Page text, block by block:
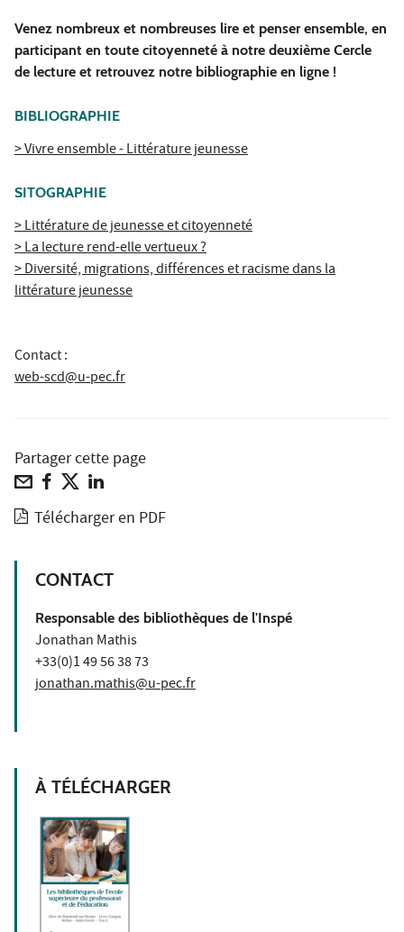
Venez nombreux et nombreuses lire et penser ensemble, en
participant en toute citoyenneté à notre deuxième Cercle
de lecture et retrouvez notre bibliographie en ligne !
BIBLIOGRAPHIE
> Vivre ensemble - Littérature jeunesse
SITOGRAPHIE
> Littérature de jeunesse et citoyenneté
> La lecture rend-elle vertueux ?
> Diversité, migrations, différences et racisme dans la
littérature jeunesse
Contact :
web-scd@u-pec.fr
Partager cette page
Télécharger en PDF
CONTACT
Responsable des bibliothèques de l'Inspé
Jonathan Mathis
+33(0)1 49 56 38 73
jonathan.mathis@u-pec.fr
À TÉLÉCHARGER